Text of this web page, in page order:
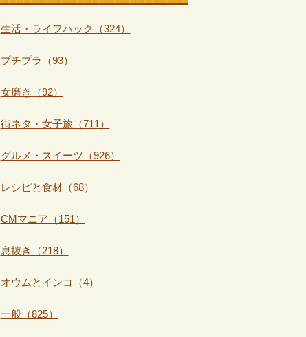
生活・ライフハック（324）
プチプラ（93）
女磨き（92）
街ネタ・女子旅（711）
グルメ・スイーツ（926）
レシピと食材（68）
CMマニア（151）
息抜き（218）
オウムとインコ（4）
一般（825）